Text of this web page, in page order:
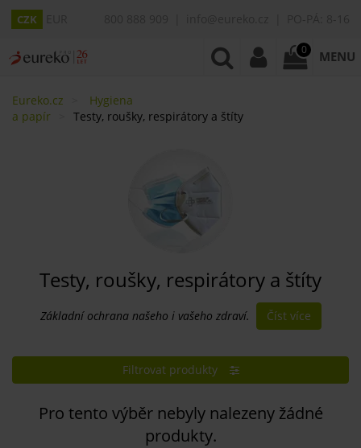
CZK
0 MENU
Eureko.cz
Hygiena
a papír
Testy, roušky, respirátory a štíty
Testy, roušky, respirátory a štíty
Základní ochrana našeho i vašeho zdraví. Číst více
Filtrovat produkty
Pro tento výběr nebyly nalezeny žádné
produkty.